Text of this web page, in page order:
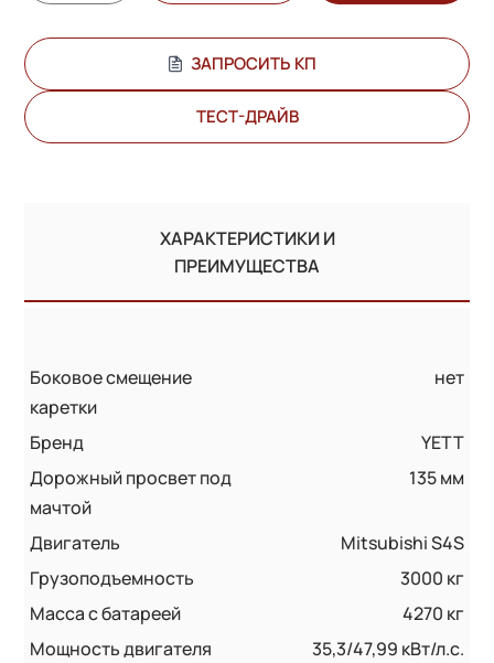
ЗАПРОСИТЬ КП
ТЕСТ-ДРАЙВ
ХАРАКТЕРИСТИКИ И
ПРЕИМУЩЕСТВА
Боковое смещение
каретки
нет
Бренд
YETT
Дорожный просвет под
мачтой
135 мм
Двигатель
Mitsubishi S4S
Грузоподъемность
3000 кг
Масса с батареей
4270 кг
Мощность двигателя
35,3/47,99 кВт/л.с.